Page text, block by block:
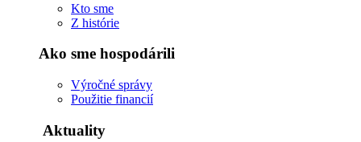
Kto sme
Z histórie
Ako sme hospodárili
Výročné správy
Použitie financií
Aktuality